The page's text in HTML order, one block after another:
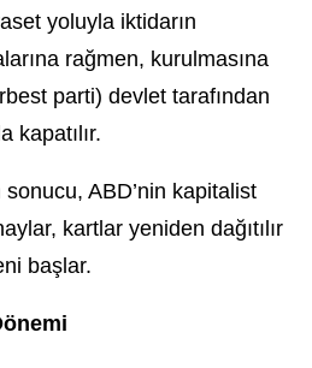
yoluyla iktidarın
rağmen, kurulmasına
parti) devlet tarafından
kapatılır.
sonucu, ABD’nin kapitalist
kartlar yeniden dağıtılır
başlar.